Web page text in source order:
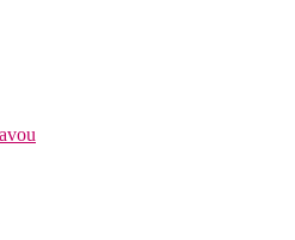
(kúpeľňa, sušič vlasov, WC)
po prílete vodou, nealko
je doplňovaná denne)